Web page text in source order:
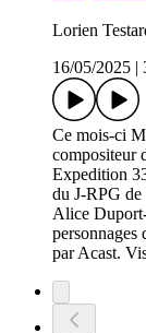
Lorien
16/05/2025
Ce mois-ci
compositeur
Expedition
du J-RPG de
Alice
personnages
par Acast.